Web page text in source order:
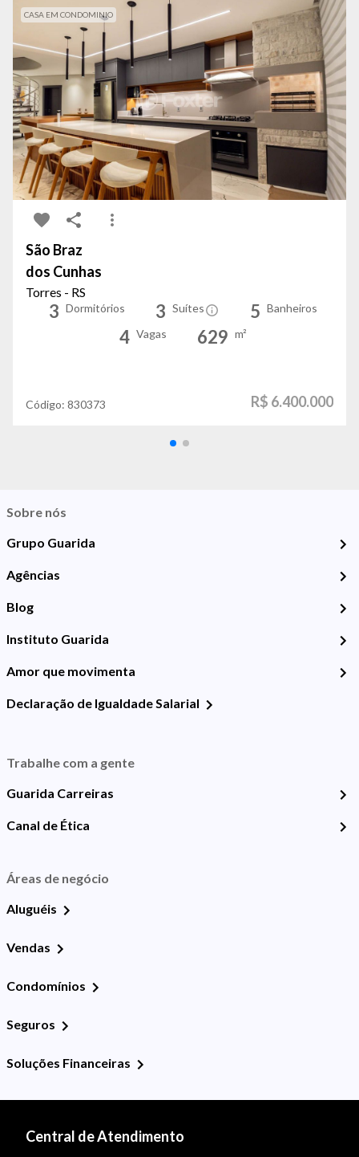
CASA EM CONDOMINIO
São Braz
dos Cunhas
Torres - RS
3 Dormitórios 3 Suítes 5 Banheiros
4 Vagas 629 m²
Código: 830373 R$ 6.400.000
Sobre nós
Grupo Guarida
Agências
Blog
Instituto Guarida
Amor que movimenta
Declaração de Igualdade Salarial
Trabalhe com a gente
Guarida Carreiras
Canal de Ética
Áreas de negócio
Aluguéis
Vendas
Condomínios
Seguros
Soluções Financeiras
Central de Atendimento